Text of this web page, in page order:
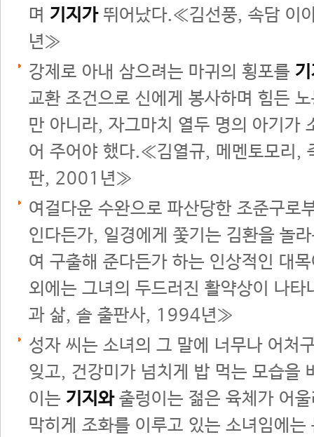
며 기지가뛰어났다.≪김선풍, 속담 이
년≫
강제로 아내 삼으려는 마귀의 횡포를
교환 조건으로 신에게 봉사하며 힘든
만 아니라, 자그마치 열두 명의 아기가
어 주어야 했다.≪김열규, 메멘토모리,
판, 2001년≫
여걸다운 수완으로 파산당한 조준구로
인다든가, 일경에게 쫓기는 김환을 놀
여 구출해 준다든가 하는 인상적인 대
외에는 그녀의 두드러진 활약상이 나
과 삶, 솔 출판사, 1994년≫
성자 씨는 소녀의 그 말에 너무나 어처
잊고, 건강미가 넘치게 밥 먹는 모습을
이는 기지와출렁이는 젊은 육체가 어
막히게 조화를 이루고 있는 소녀임에